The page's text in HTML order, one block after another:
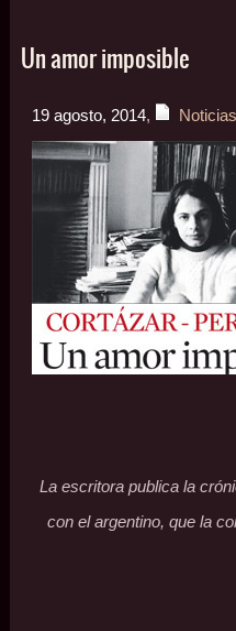
Un amor imposible
19 agosto, 2014, Noticias
La escritora publica la
con el argentino, que la